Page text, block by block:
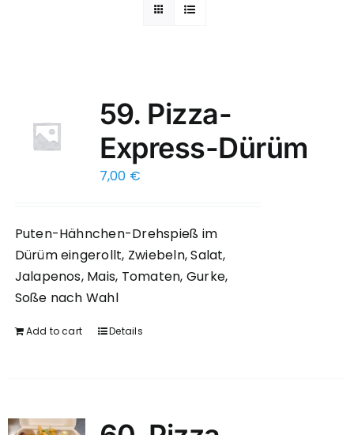
59. Pizza-
Express-Dürüm
7,00 €
Puten-Hähnchen-Drehspieß im
Dürüm eingerollt, Zwiebeln, Salat,
Jalapenos, Mais, Tomaten, Gurke,
Soße nach Wahl
Add to cart Details